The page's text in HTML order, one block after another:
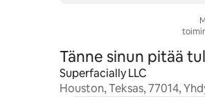
Tänne sinun pitää
Superfacially LLC
Houston, Teksas, 77014,